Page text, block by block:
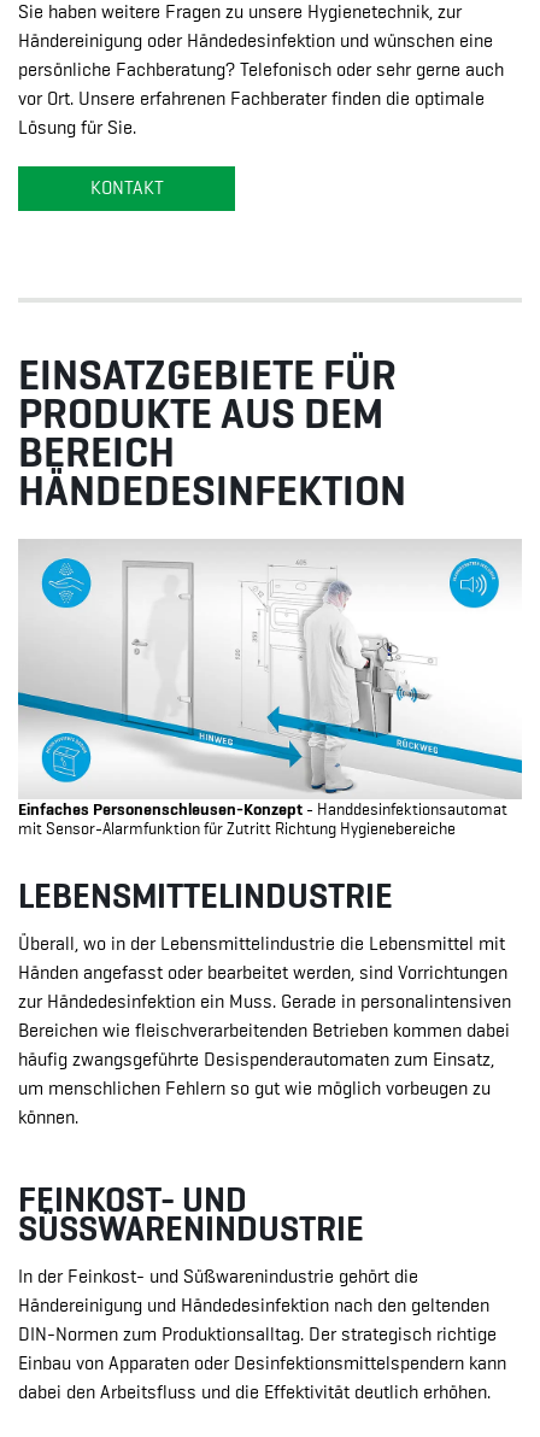
Sie haben weitere Fragen zu unsere Hygienetechnik, zur
Händereinigung oder Händedesinfektion und wünschen eine
persönliche Fachberatung? Telefonisch oder sehr gerne auch
vor Ort. Unsere erfahrenen Fachberater finden die optimale
Lösung für Sie.
KONTAKT
EINSATZGEBIETE FÜR
PRODUKTE AUS DEM
BEREICH
HÄNDEDESINFEKTION
Einfaches Personenschleusen-Konzept - Handdesinfektionsautomat
mit Sensor-Alarmfunktion für Zutritt Richtung Hygienebereiche
LEBENSMITTELINDUSTRIE
Überall, wo in der Lebensmittelindustrie die Lebensmittel mit
Händen angefasst oder bearbeitet werden, sind Vorrichtungen
zur Händedesinfektion ein Muss. Gerade in personalintensiven
Bereichen wie fleischverarbeitenden Betrieben kommen dabei
häufig zwangsgeführte Desispenderautomaten zum Einsatz,
um menschlichen Fehlern so gut wie möglich vorbeugen zu
können.
FEINKOST- UND
SÜSSWARENINDUSTRIE
In der Feinkost- und Süßwarenindustrie gehört die
Händereinigung und Händedesinfektion nach den geltenden
DIN-Normen zum Produktionsalltag. Der strategisch richtige
Einbau von Apparaten oder Desinfektionsmittelspendern kann
dabei den Arbeitsfluss und die Effektivität deutlich erhöhen.